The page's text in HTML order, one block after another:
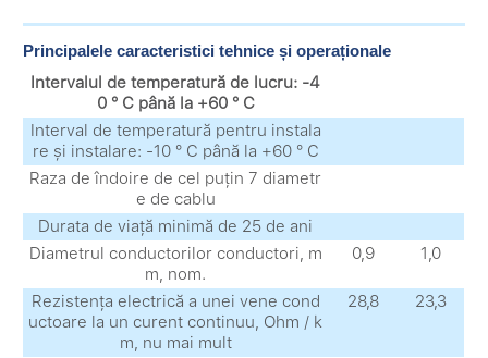
Principalele caracteristici tehnice și operaționale
Intervalul de temperatură de lucru: -4
0 ° C până la +60 ° C
Interval de temperatură pentru instala
re și instalare: -10 ° C până la +60 ° C
Raza de îndoire de cel puțin 7 diametr
e de cablu
Durata de viață minimă de 25 de ani
Diametrul conductorilor conductori, m
m, nom.
0,9 1,0
Rezistența electrică a unei vene cond
uctoare la un curent continuu, Ohm / k
m, nu mai mult
28,8 23,3